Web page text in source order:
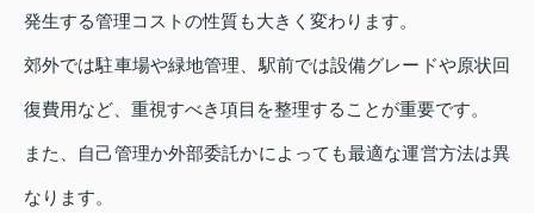
発生する管理コストの性質も大きく変わります。
郊外では駐車場や緑地管理、駅前では設備グレードや原状回
復費用など、重視すべき項目を整理することが重要です。
また、自己管理か外部委託かによっても最適な運営方法は異
なります。